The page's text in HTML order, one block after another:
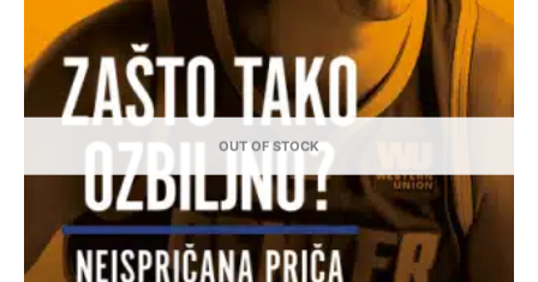
OUT OF STOCK